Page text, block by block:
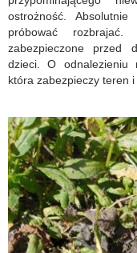
ostrożność.
próbować
zabezpieczone przed
dzieci. O odnalezieniu
która zabezpieczy teren